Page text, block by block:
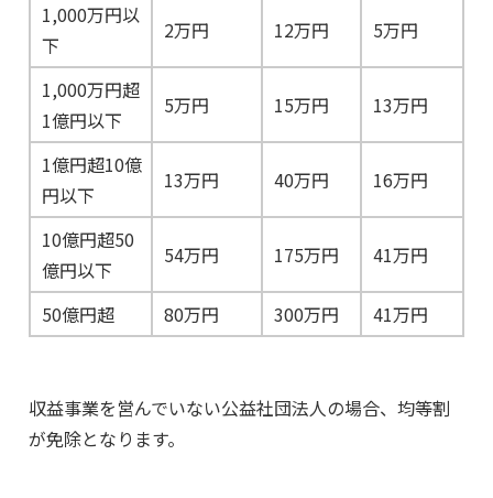
1,000万円以
下
2万円 12万円 5万円
1,000万円超
1億円以下
5万円 15万円 13万円
1億円超10億
円以下
13万円 40万円 16万円
10億円超50
億円以下
54万円 175万円 41万円
50億円超 80万円 300万円 41万円
収益事業を営んでいない公益社団法人の場合、均等割
が免除となります。